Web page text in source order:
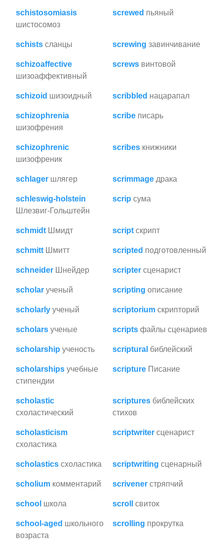
schistosomiasis
шистосомоз
screwed пьяный
schists сланцы screwing завинчивание
schizoaffective
шизоаффективный
screws винтовой
schizoid шизоидный scribbled нацарапал
schizophrenia
шизофрения
scribe писарь
schizophrenic
шизофреник
scribes книжники
schlager шлягер scrimmage драка
schleswig-holstein
Шлезвиг-Гольштейн
scrip сума
schmidt Шмидт script скрипт
schmitt Шмитт scripted подготовленный
schneider Шнейдер scripter сценарист
scholar ученый scripting описание
scholarly ученый scriptorium скрипторий
scholars ученые scripts файлы сценариев
scholarship ученость scriptural библейский
scholarships учебные
стипендии
scripture Писание
scholastic
схоластический
scriptures библейских
стихов
scholasticism
схоластика
scriptwriter сценарист
scholastics схоластика scriptwriting сценарный
scholium комментарий scrivener стряпчий
school школа scroll свиток
school-aged школьного
возраста
scrolling прокрутка